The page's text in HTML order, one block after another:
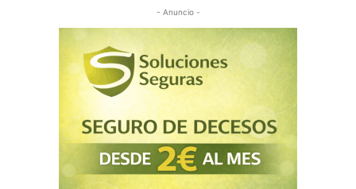
- Anuncio -